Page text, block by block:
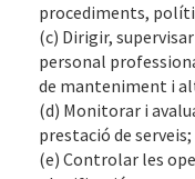
procediments,
(c) Dirigir,
personal
de manteniment i
(d) Monitorar i
prestació de serveis;
(e) Controlar les